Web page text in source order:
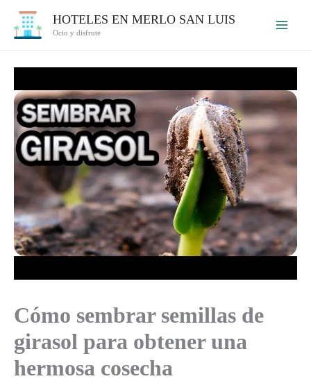
HOTELES EN MERLO SAN LUIS
Ocio y disfrute
Cómo sembrar semillas de
girasol para obtener una
hermosa cosecha